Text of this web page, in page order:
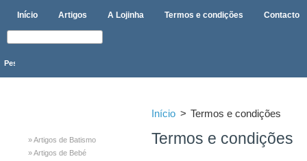
Início Artigos A Lojinha Termos e condições Contacto
» Artigos de Batismo
» Artigos de Bebé
Início > Termos e condições
Termos e condições